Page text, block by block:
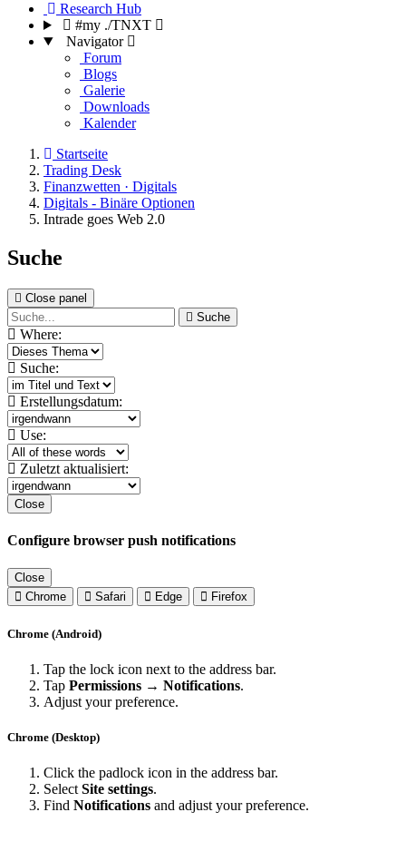
Research Hub
#my ./TNXT
Navigator
Forum
Blogs
Galerie
Downloads
Kalender
Startseite
Trading Desk
Finanzwetten · Digitals
Digitals - Binäre Optionen
Intrade goes Web 2.0
Suche
Close panel
Suche
Where:
Suche:
Erstellungsdatum:
Use:
Zuletzt aktualisiert:
Close
Configure browser push notifications
Close
Chrome
Safari Edge Firefox
Chrome (Android)
Tap the lock icon next to the address bar.
Tap Permissions → Notifications.
Adjust your preference.
Chrome (Desktop)
Click the padlock icon in the address bar.
Select Site settings.
Find Notifications and adjust your preference.